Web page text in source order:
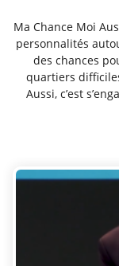
Ma Chance Moi
personnalités
des chances
quartiers
Aussi, c’est